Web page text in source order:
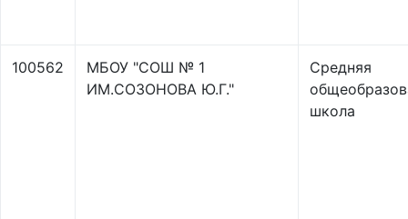
100562
МБОУ "СОШ № 1
ИМ.СОЗОНОВА Ю.Г."
Средняя
школа